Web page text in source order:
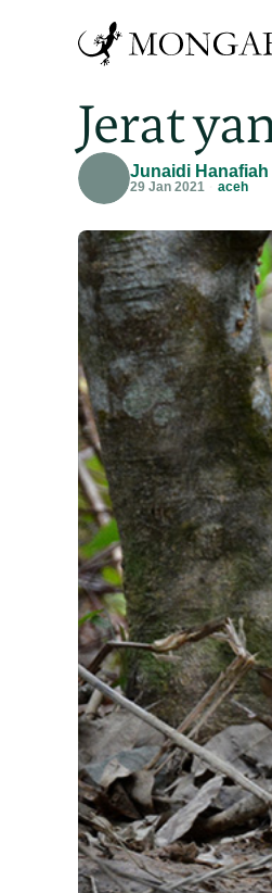
Jerat
Junaidi Hanafiah
29 Jan 2021 aceh